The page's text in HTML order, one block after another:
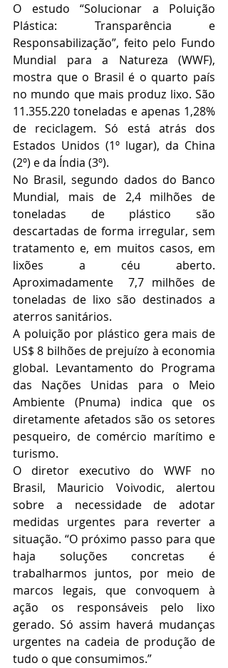
O estudo “Solucionar a Poluição
Plástica: Transparência e
Responsabilização”, feito pelo Fundo
Mundial para a Natureza (WWF),
mostra que o Brasil é o quarto país
no mundo que mais produz lixo. São
11.355.220 toneladas e apenas 1,28%
de reciclagem. Só está atrás dos
Estados Unidos (1º lugar), da China
(2º) e da Índia (3º).
No Brasil, segundo dados do Banco
Mundial, mais de 2,4 milhões de
toneladas de plástico são
descartadas de forma irregular, sem
tratamento e, em muitos casos, em
lixões a céu aberto.
Aproximadamente  7,7 milhões de
toneladas de lixo são destinados a
aterros sanitários.
A poluição por plástico gera mais de
US$ 8 bilhões de prejuízo à economia
global. Levantamento do Programa
das Nações Unidas para o Meio
Ambiente (Pnuma) indica que os
diretamente afetados são os setores
pesqueiro, de comércio marítimo e
turismo.
O diretor executivo do WWF no
Brasil, Mauricio Voivodic, alertou
sobre a necessidade de adotar
medidas urgentes para reverter a
situação. “O próximo passo para que
haja soluções concretas é
trabalharmos juntos, por meio de
marcos legais, que convoquem à
ação os responsáveis pelo lixo
gerado. Só assim haverá mudanças
urgentes na cadeia de produção de
tudo o que consumimos.”